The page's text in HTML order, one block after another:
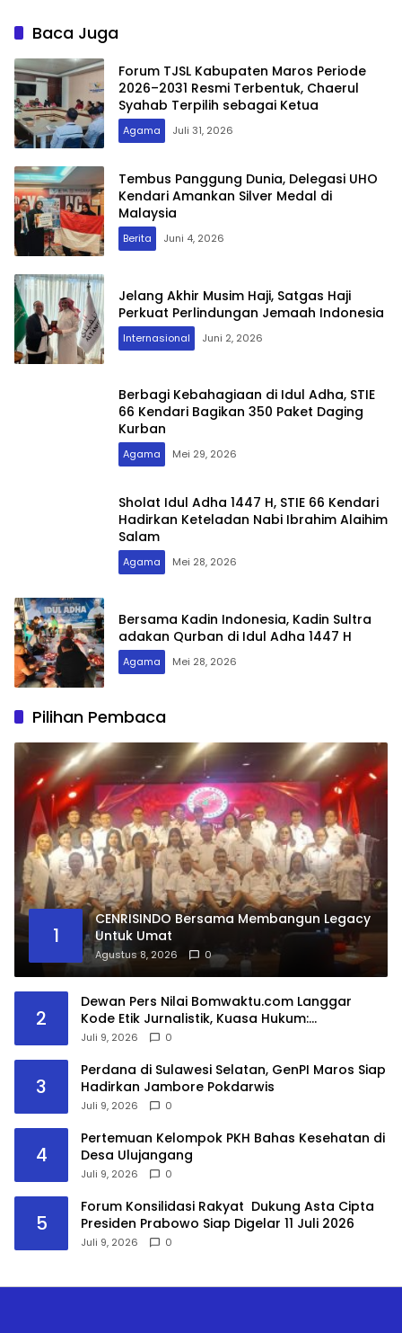
Baca Juga
Forum TJSL Kabupaten Maros Periode
2026–2031 Resmi Terbentuk, Chaerul
Syahab Terpilih sebagai Ketua
Agama Juli 31, 2026
Tembus Panggung Dunia, Delegasi UHO
Kendari Amankan Silver Medal di
Malaysia
Berita Juni 4, 2026
Jelang Akhir Musim Haji, Satgas Haji
Perkuat Perlindungan Jemaah Indonesia
Internasional Juni 2, 2026
Berbagi Kebahagiaan di Idul Adha, STIE
66 Kendari Bagikan 350 Paket Daging
Kurban
Agama Mei 29, 2026
Sholat Idul Adha 1447 H, STIE 66 Kendari
Hadirkan Keteladan Nabi Ibrahim Alaihim
Salam
Agama Mei 28, 2026
Bersama Kadin Indonesia, Kadin Sultra
adakan Qurban di Idul Adha 1447 H
Agama Mei 28, 2026
Pilihan Pembaca
1
CENRISINDO Bersama Membangun Legacy
Untuk Umat
Agustus 8, 2026 0
2
Dewan Pers Nilai Bomwaktu.com Langgar
Kode Etik Jurnalistik, Kuasa Hukum:
Pemberitaan Menghakimi Tanpa Verifikasi Tak
Juli 9, 2026 0
3
Perdana di Sulawesi Selatan, GenPI Maros Siap
Hadirkan Jambore Pokdarwis
Juli 9, 2026 0
4
Pertemuan Kelompok PKH Bahas Kesehatan di
Desa Ulujangang
Juli 9, 2026 0
5
Forum Konsilidasi Rakyat Dukung Asta Cipta
Presiden Prabowo Siap Digelar 11 Juli 2026
Juli 9, 2026 0